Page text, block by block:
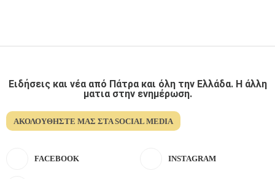
Ειδήσεις και νέα από Πάτρα και όλη την Ελλάδα. Η άλλη
ματια στην ενημέρωση.
ΑΚΟΛΟΥΘΉΣΤΕ ΜΑΣ ΣΤΑ SOCIAL MEDIA
FACEBOOK INSTAGRAM